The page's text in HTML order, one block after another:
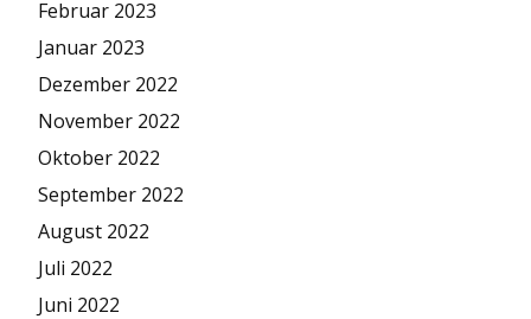
Februar 2023
Januar 2023
Dezember 2022
November 2022
Oktober 2022
September 2022
August 2022
Juli 2022
Juni 2022